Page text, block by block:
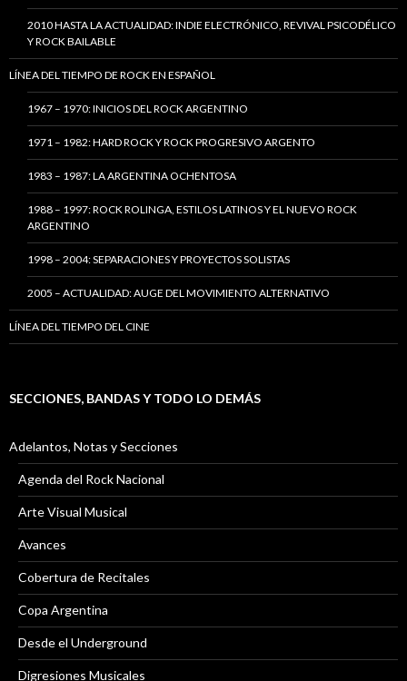
2010 HASTA LA ACTUALIDAD: INDIE ELECTRÓNICO, REVIVAL PSICODÉLICO
Y ROCK BAILABLE
LÍNEA DEL TIEMPO DE ROCK EN ESPAÑOL
1967 – 1970: INICIOS DEL ROCK ARGENTINO
1971 – 1982: HARD ROCK Y ROCK PROGRESIVO ARGENTO
1983 – 1987: LA ARGENTINA OCHENTOSA
1988 – 1997: ROCK ROLINGA, ESTILOS LATINOS Y EL NUEVO ROCK
ARGENTINO
1998 – 2004: SEPARACIONES Y PROYECTOS SOLISTAS
2005 – ACTUALIDAD: AUGE DEL MOVIMIENTO ALTERNATIVO
LÍNEA DEL TIEMPO DEL CINE
SECCIONES, BANDAS Y TODO LO DEMÁS
Adelantos, Notas y Secciones
Agenda del Rock Nacional
Arte Visual Musical
Avances
Cobertura de Recitales
Copa Argentina
Desde el Underground
Digresiones Musicales